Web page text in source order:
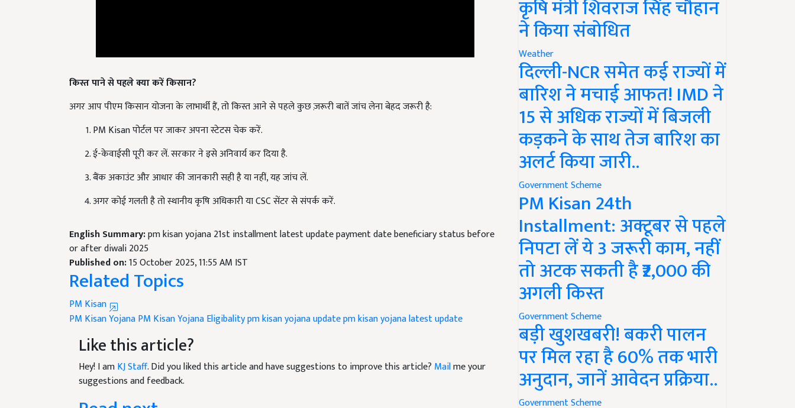
PM Kisan पोर्टल पर जाकर अपना स्टेटस चेक करें.
बैंक अकाउंट और आधार की जानकारी सही है या नहीं, यह जांच लें.
अगर कोई गलती है तो स्थानीय कृषि अधिकारी या CSC सेंटर से संपर्क करें.
or after diwali 2025
Published on:15 October 2025, 11:55 AM IST
Related Topics
PM Kisan
PM Kisan Yojana
Like this article?
Hey! I amKJ Staff. Did you liked this article and have suggestions to improve this article?
suggestions and feedback.
Read next
कृषि मंत्री शिवराज सिंह चौहान
ने किया संबोधित
Weather
दिल्ली-NCR समेत कई राज्यों में
बारिश ने मचाई आफत! IMD ने
15 से अधिक राज्यों में बिजली
कड़कने के साथ तेज बारिश का
अलर्ट किया जारी..
Government Scheme
PM Kisan 24th
Installment: अक्टूबर से पहले
निपटा लें ये 3 जरूरी काम, नहीं
तो अटक सकती है ₹2,000 की
अगली किस्त
Government Scheme
बड़ी खुशखबरी! बकरी पालन
पर मिल रहा है 60% तक भारी
अनुदान, जानें आवेदन प्रक्रिया..
Government Scheme